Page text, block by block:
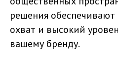
решения
охват и высокий
вашему бренду.